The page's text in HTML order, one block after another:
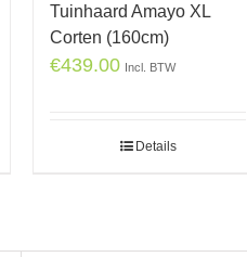
Tuinhaard Amayo XL
Corten (160cm)
€439.00 Incl. BTW
Details